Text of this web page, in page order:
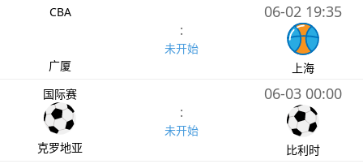
CBA
广厦
:
未开始
06-02 19:35
上海
国际赛
克罗地亚
:
未开始
06-03 00:00
比利时